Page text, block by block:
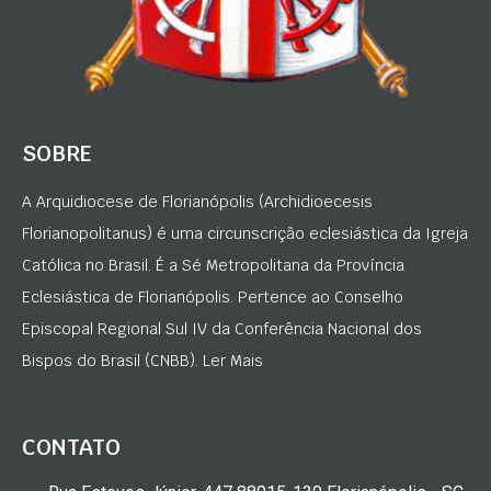
SOBRE
A Arquidiocese de Florianópolis (Archidioecesis
Florianopolitanus) é uma circunscrição eclesiástica da Igreja
Católica no Brasil. É a Sé Metropolitana da Província
Eclesiástica de Florianópolis. Pertence ao Conselho
Episcopal Regional Sul IV da Conferência Nacional dos
Bispos do Brasil (CNBB). Ler Mais
CONTATO